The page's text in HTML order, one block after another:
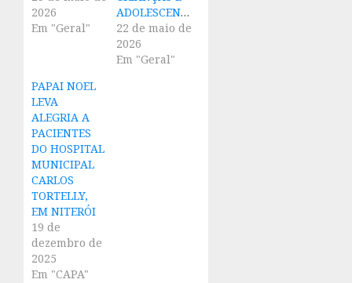
2026
Em "Geral"
ADOLESCENTES
22 de maio de
2026
Em "Geral"
PAPAI NOEL
LEVA
ALEGRIA A
PACIENTES
DO HOSPITAL
MUNICIPAL
CARLOS
TORTELLY,
EM NITERÓI
19 de
dezembro de
2025
Em "CAPA"